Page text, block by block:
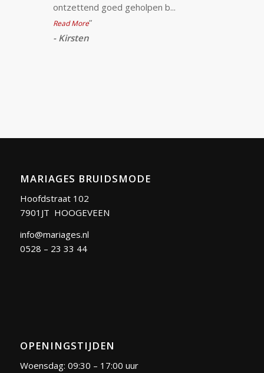
ontzettend goed geholpen b...
Read More”
- Kirsten
MARIAGES BRUIDSMODE
Hoofdstraat 102
7901JT HOOGEVEEN
info@mariages.nl
0528 – 23 33 44
OPENINGSTIJDEN
Woensdag: 09:30 – 17:00 uur